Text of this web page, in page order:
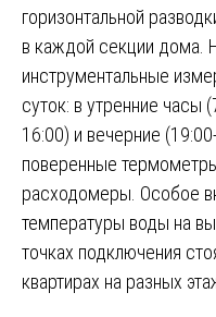
горизонтальной
в каждой секции дома.
инструментальные
суток: в утренние часы
16:00) и вечерние
поверенные
расходомеры. Особое
температуры воды на
точках подключения
квартирах на разных